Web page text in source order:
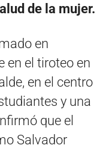
de la mujer.
en
en el tiroteo en
en el centro
y una
que el
Salvador